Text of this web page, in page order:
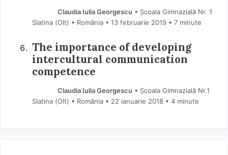
Claudia Iulia Georgescu • Școala Gimnazială Nr. 1
Slatina (Olt) • România
13 februarie 2019 • 7 minute
The importance of developing
intercultural communication
competence
Claudia Iulia Georgescu • Școala Gimnazială Nr.1
Slatina (Olt) • România
22 ianuarie 2018 • 4 minute